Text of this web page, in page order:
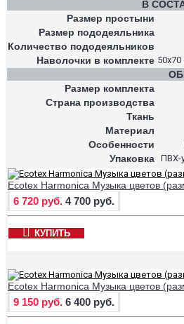
В
Размер простыни
Размер пододеяльника
Количество пододеяльников
Наволочки в комплекте
Размер комплекта
Страна производства
Ткань
Материал
Особенности
Упаковка ПВХ-
Ecotex Harmonica Музыка цветов
6 720 руб. 4 700 руб.
КУПИТЬ
Ecotex Harmonica Музыка цветов
9 150 руб. 6 400 руб.